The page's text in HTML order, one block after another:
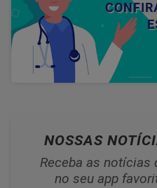
NOSSAS
Receba as
no seu app